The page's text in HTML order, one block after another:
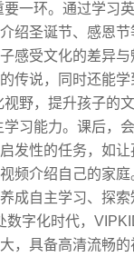
一环。通过学习
绍圣诞节、感恩
感受文化的差异
传说，同时还能
野，提升孩子的
习能力。课后，
发性的任务，如
频介绍自己的家
成自主学习、探
字化时代，
，具备高清流畅